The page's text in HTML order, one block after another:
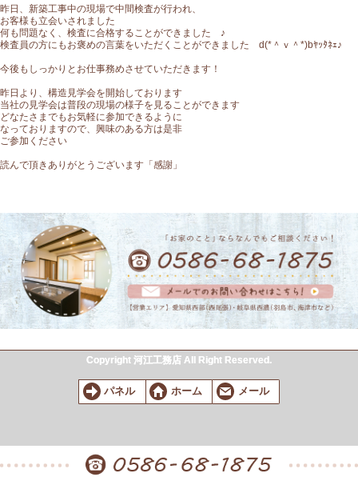
昨日、新築工事中の現場で中間検査が行われ、
お客様も立会いされました
何も問題なく、検査に合格することができました ♪
検査員の方にもお褒めの言葉をいただくことができました d(*＾ｖ＾*)bﾔｯﾀﾈｪ♪
今後もしっかりとお仕事務めさせていただきます！
昨日より、構造見学会を開始しております
当社の見学会は普段の現場の様子を見ることができます
どなたさまでもお気軽に参加できるように
なっておりますので、興味のある方は是非
ご参加ください
読んで頂きありがとうございます「感謝」
Copyright 河江工務店 All Right Reserved.
パネル ホーム メール